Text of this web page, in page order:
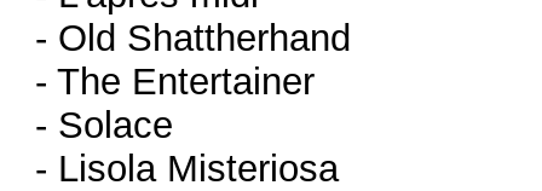
- Old Shattherhand
- The Entertainer
- Solace
- Lisola Misteriosa